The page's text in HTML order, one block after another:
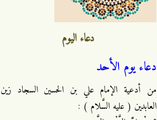
دعاء اليوم
دعاء يوم الأحد
من أدعية الإمام علي بن الحسين السجاد زين
العابدين ( عليه السَّلام ) :